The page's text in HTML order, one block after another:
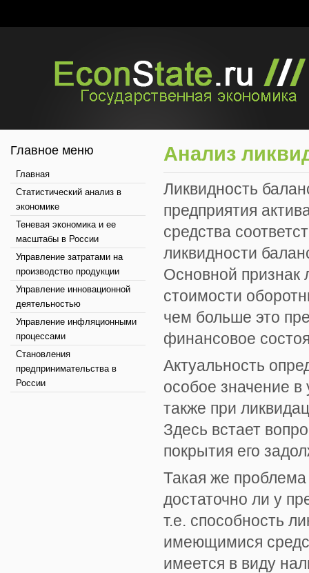
Главное меню
Главная
Статистический анализ в
экономике
Теневая экономика и ее
масштабы в России
Управление затратами на
производство продукции
Управление инновационной
деятельностью
Управление инфляционными
процессами
Становления
предпринимательства в
России
Анализ
Ликвидность
предприятия
средства
ликвидности
Основной
стоимости
чем больше это
финансовое
Актуальность
особое значение в
также при
Здесь встает
покрытия его
Такая же проблема
достаточно ли у
т.е. способность
имеющимися
имеется в виду